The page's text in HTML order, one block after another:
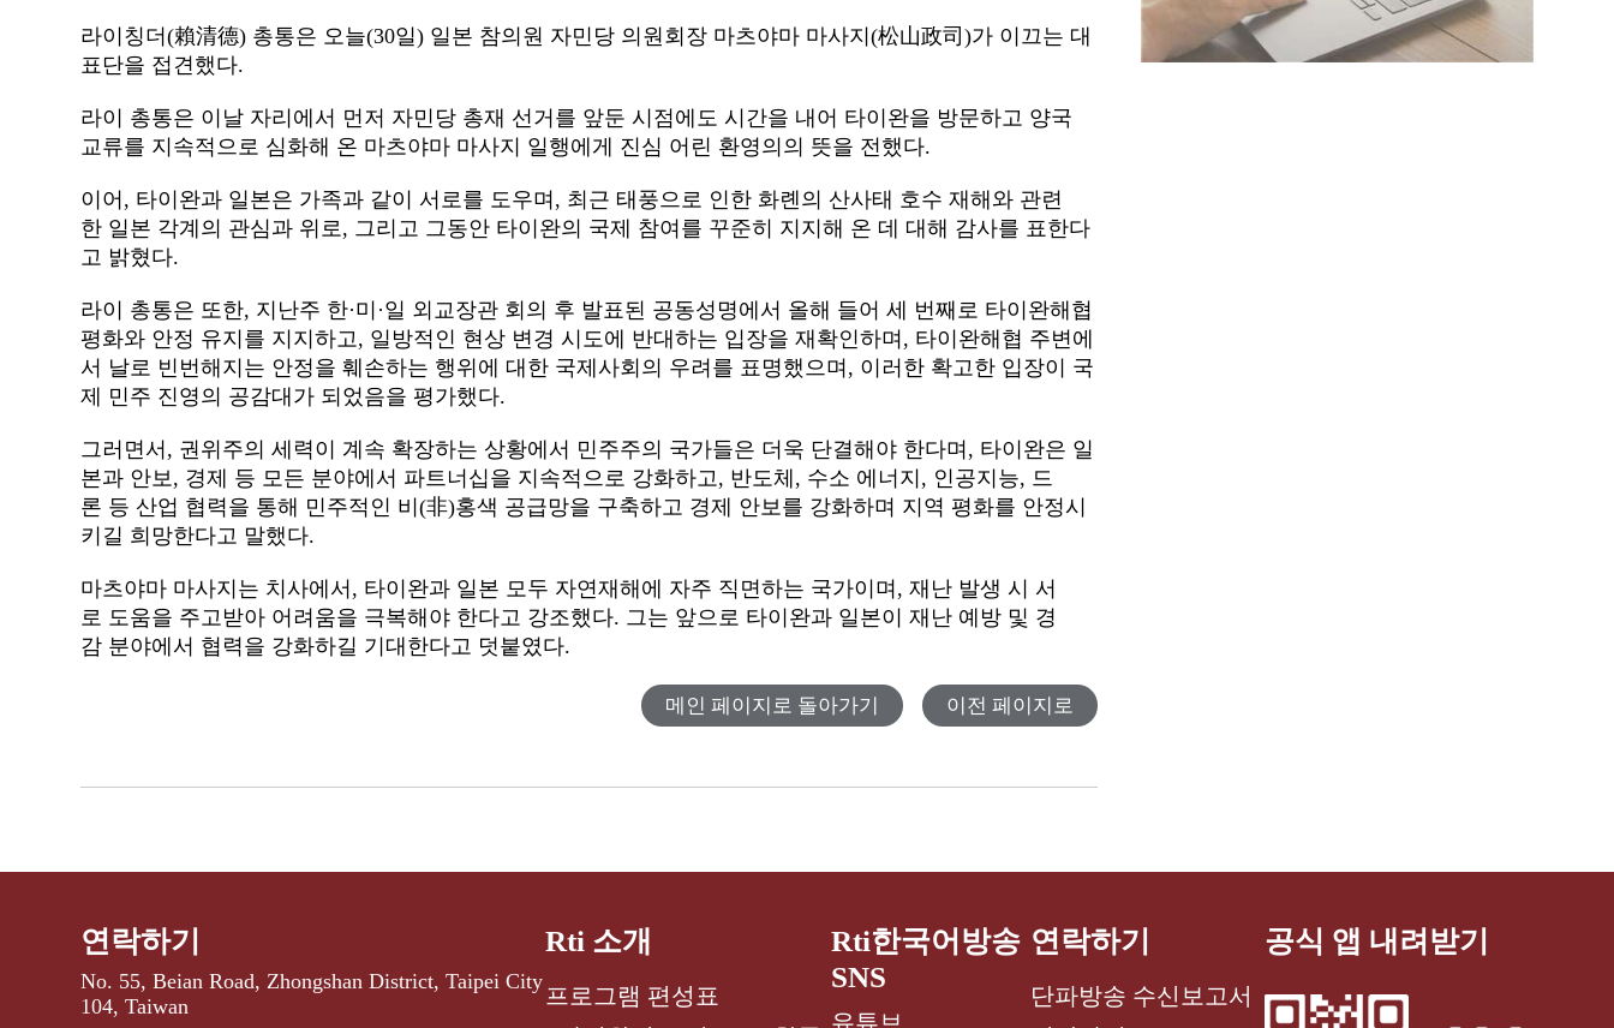
라이칭더(賴清德) 총통은 오늘(30일) 일본 참의원 자민당 의원회장 마츠야마 마사지(松山政司)가 이끄는 대
표단을 접견했다.
라이 총통은 이날 자리에서 먼저 자민당 총재 선거를 앞둔 시점에도 시간을 내어 타이완을 방문하고 양국
교류를 지속적으로 심화해 온 마츠야마 마사지 일행에게 진심 어린 환영의의 뜻을 전했다.
이어, 타이완과 일본은 가족과 같이 서로를 도우며, 최근 태풍으로 인한 화롄의 산사태 호수 재해와 관련
한 일본 각계의 관심과 위로, 그리고 그동안 타이완의 국제 참여를 꾸준히 지지해 온 데 대해 감사를 표한다
고 밝혔다.
라이 총통은 또한, 지난주 한·미·일 외교장관 회의 후 발표된 공동성명에서 올해 들어 세 번째로 타이완해협
평화와 안정 유지를 지지하고, 일방적인 현상 변경 시도에 반대하는 입장을 재확인하며, 타이완해협 주변에
서 날로 빈번해지는 안정을 훼손하는 행위에 대한 국제사회의 우려를 표명했으며, 이러한 확고한 입장이 국
제 민주 진영의 공감대가 되었음을 평가했다.
그러면서, 권위주의 세력이 계속 확장하는 상황에서 민주주의 국가들은 더욱 단결해야 한다며, 타이완은 일
본과 안보, 경제 등 모든 분야에서 파트너십을 지속적으로 강화하고, 반도체, 수소 에너지, 인공지능, 드
론 등 산업 협력을 통해 민주적인 비(非)홍색 공급망을 구축하고 경제 안보를 강화하며 지역 평화를 안정시
키길 희망한다고 말했다.
마츠야마 마사지는 치사에서, 타이완과 일본 모두 자연재해에 자주 직면하는 국가이며, 재난 발생 시 서
로 도움을 주고받아 어려움을 극복해야 한다고 강조했다. 그는 앞으로 타이완과 일본이 재난 예방 및 경
감 분야에서 협력을 강화하길 기대한다고 덧붙였다.
메인 페이지로 돌아가기 이전 페이지로
연락하기
No. 55, Beian Road, Zhongshan District, Taipei City
104, Taiwan
Rti 소개
프로그램 편성표
Rti한국어방송
SNS
유튜브
연락하기
단파방송 수신보고서
공식 앱 내려받기